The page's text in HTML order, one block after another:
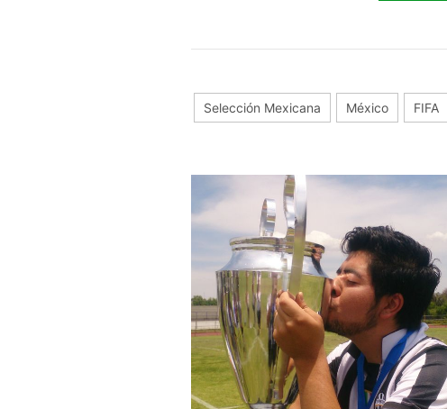
Selección Mexicana México FIFA